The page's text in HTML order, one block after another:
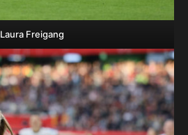
Laura Freigang